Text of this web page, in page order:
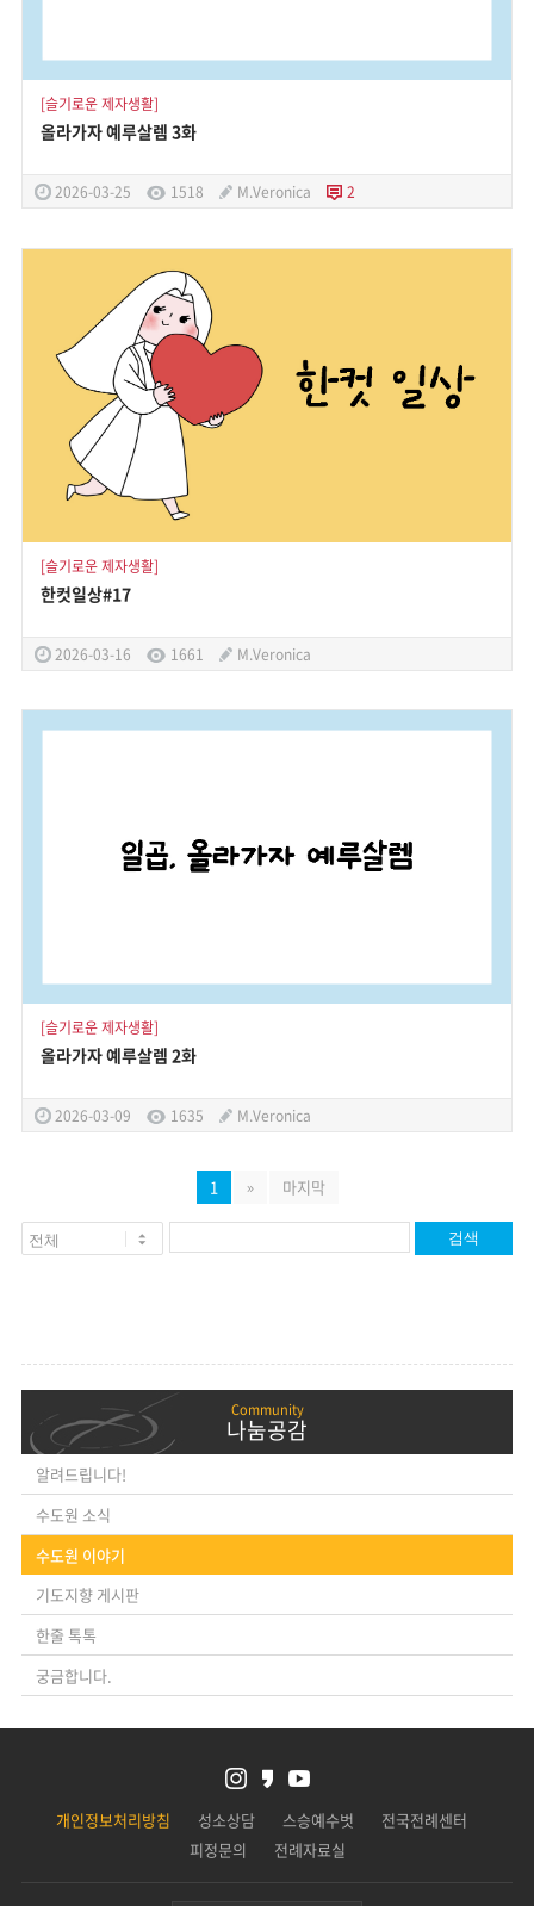
[슬기로운 제자생활]
올라가자 예루살렘 3화
2026-03-25 1518 M.Veronica 2
[슬기로운 제자생활]
한컷일상#17
2026-03-16 1661 M.Veronica
[슬기로운 제자생활]
올라가자 예루살렘 2화
2026-03-09 1635 M.Veronica
1 » 마지막
검색
나눔공감
알려드립니다!
수도원 소식
수도원 이야기
기도지향 게시판
한줄 톡톡
궁금합니다.
개인정보처리방침 성소상담 스승예수벗
전국전례센터
피정문의
전례자료실